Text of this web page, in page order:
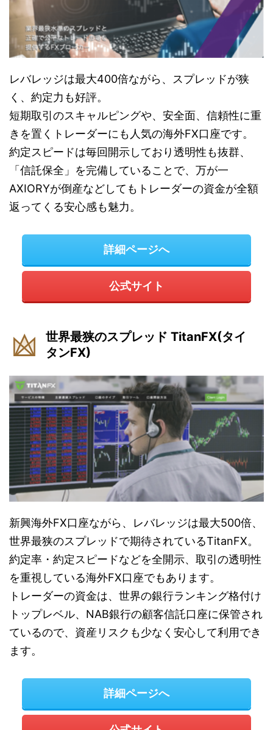
レバレッジは最大400倍ながら、スプレッドが狭
く、約定力も好評。
短期取引のスキャルピングや、安全面、信頼性に重
きを置くトレーダーにも人気の海外FX口座です。
約定スピードは毎回開示しており透明性も抜群、
「信託保全」を完備していることで、万が一
AXIORYが倒産などしてもトレーダーの資金が全額
返ってくる安心感も魅力。
詳細ページへ
公式サイト
世界最狭のスプレッド TitanFX(タイ
タンFX)
新興海外FX口座ながら、レバレッジは最大500倍、
世界最狭のスプレッドで期待されているTitanFX。
約定率・約定スピードなどを全開示、取引の透明性
を重視している海外FX口座でもあります。
トレーダーの資金は、世界の銀行ランキング格付け
トップレベル、NAB銀行の顧客信託口座に保管され
ているので、資産リスクも少なく安心して利用でき
ます。
詳細ページへ